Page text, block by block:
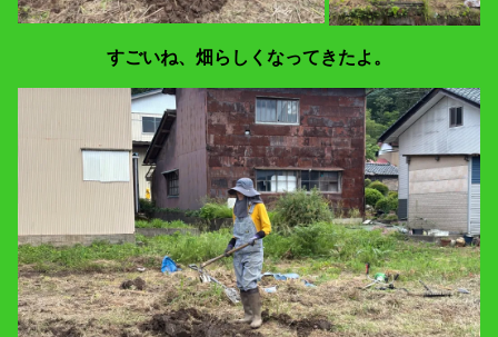
すごいね、畑らしくなってきたよ。